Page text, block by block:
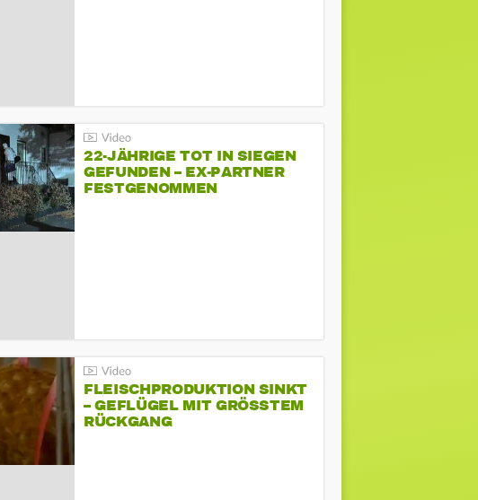
22-JÄHRIGE TOT IN SIEGEN
GEFUNDEN – EX-PARTNER
FESTGENOMMEN
FLEISCHPRODUKTION SINKT
– GEFLÜGEL MIT GRÖSSTEM R
ÜCKGANG